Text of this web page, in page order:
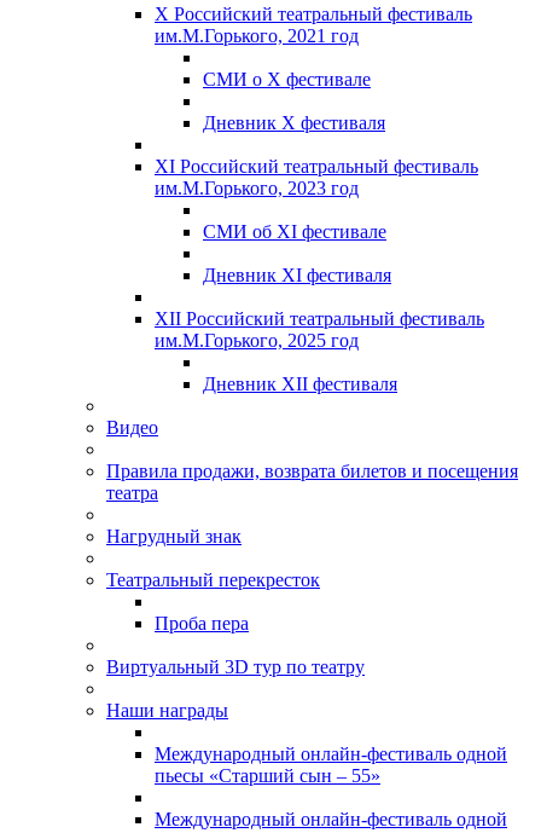
X Российский театральный фестиваль
им.М.Горького, 2021 год
СМИ о X фестивале
Дневник X фестиваля
XI Российский театральный фестиваль
им.М.Горького, 2023 год
СМИ об XI фестивале
Дневник XI фестиваля
XII Российский театральный фестиваль
им.М.Горького, 2025 год
Дневник XII фестиваля
Видео
Правила продажи, возврата билетов и посещения
театра
Нагрудный знак
Театральный перекресток
Проба пера
Виртуальный 3D тур по театру
Наши награды
Международный онлайн-фестиваль одной
пьесы «Старший сын – 55»
Международный онлайн-фестиваль одной